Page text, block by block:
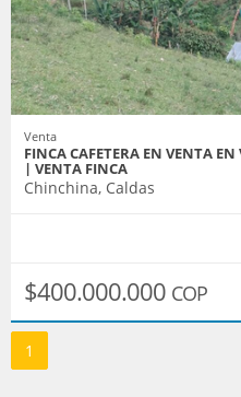
Venta
FINCA CAFETERA EN VENTA
| VENTA FINCA
Chinchina, Caldas
$400.000.000 COP
1